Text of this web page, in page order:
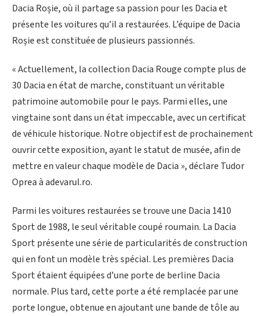
Dacia Roșie, où il partage sa passion pour les Dacia et
présente les voitures qu’il a restaurées. L’équipe de Dacia
Roșie est constituée de plusieurs passionnés.
« Actuellement, la collection Dacia Rouge compte plus de
30 Dacia en état de marche, constituant un véritable
patrimoine automobile pour le pays. Parmi elles, une
vingtaine sont dans un état impeccable, avec un certificat
de véhicule historique. Notre objectif est de prochainement
ouvrir cette exposition, ayant le statut de musée, afin de
mettre en valeur chaque modèle de Dacia », déclare Tudor
Oprea à adevarul.ro.
Parmi les voitures restaurées se trouve une Dacia 1410
Sport de 1988, le seul véritable coupé roumain. La Dacia
Sport présente une série de particularités de construction
qui en font un modèle très spécial. Les premières Dacia
Sport étaient équipées d’une porte de berline Dacia
normale. Plus tard, cette porte a été remplacée par une
porte longue, obtenue en ajoutant une bande de tôle au